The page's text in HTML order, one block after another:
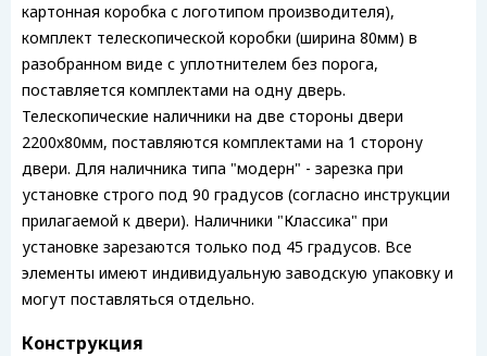
картонная коробка с логотипом производителя),
комплект телескопической коробки (ширина 80мм) в
разобранном виде с уплотнителем без порога,
поставляется комплектами на одну дверь.
Телескопические наличники на две стороны двери
2200х80мм, поставляются комплектами на 1 сторону
двери. Для наличника типа "модерн" - зарезка при
установке строго под 90 градусов (согласно инструкции
прилагаемой к двери). Наличники "Классика" при
установке зарезаются только под 45 градусов. Все
элементы имеют индивидуальную заводскую упаковку и
могут поставляться отдельно.
Конструкция